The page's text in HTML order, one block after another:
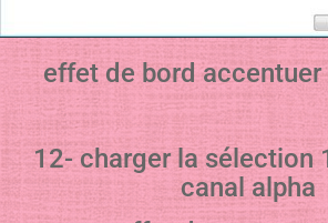
effet de bord
12- charger la sélection
canal alpha